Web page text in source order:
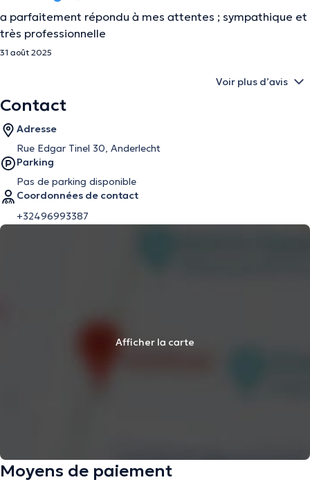
a parfaitement répondu à mes attentes ; sympathique et
très professionnelle
31 août 2025
Voir plus d’avis
Contact
Adresse
Rue Edgar Tinel 30, Anderlecht
Parking
Pas de parking disponible
Coordonnées de contact
+32496993387
Afficher la carte
Moyens de paiement